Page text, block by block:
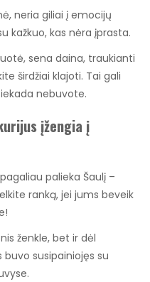
neria giliai į emocijų
kažkuo, kas nėra įprasta.
sena daina, traukianti
širdžiai klajoti. Tai gali
nebuvote.
įžengia į
pagaliau palieka Šaulį –
ranką, jei jums beveik
ženkle, bet ir dėl
susipainiojęs su